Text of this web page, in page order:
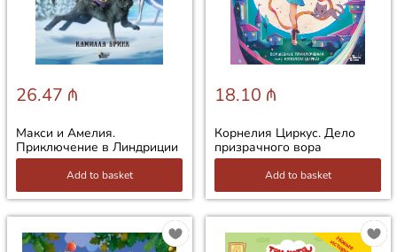
26.47 ₼
Макси и Амелия.
Приключение в Линдриции
Add to basket
18.10 ₼
Корнелия Циркус. Дело
призрачного вора
Add to basket